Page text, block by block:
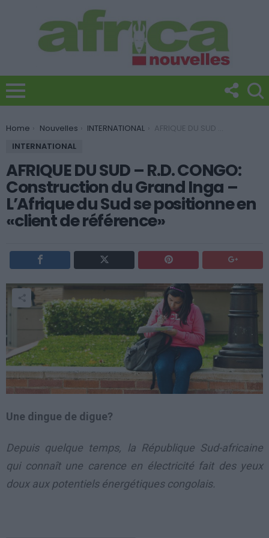
You are here:
Home Nouvelles INTERNATIONAL
AFRIQUE DU SUD – R.D. CONGO: Construction du Grand Inga – L’Afrique du Sud se positionne en «client de référence»
INTERNATIONAL
AFRIQUE DU SUD – R.D. CONGO:
Construction du Grand Inga –
L’Afrique du Sud se positionne en
«client de référence»
Une dingue de digue?
Depuis quelque temps, la République Sud-africaine
qui connaît une carence en électricité fait des yeux
doux aux potentiels énergétiques congolais.